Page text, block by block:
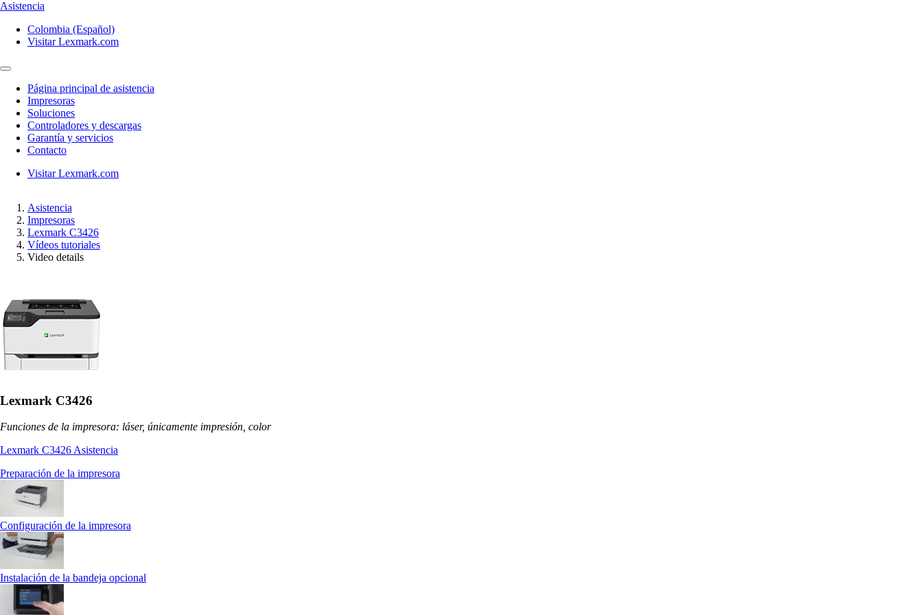
Asistencia
Colombia (Español)
Visitar Lexmark.com
Página principal de asistencia
Impresoras
Soluciones
Controladores y descargas
Garantía y servicios
Contacto
Visitar Lexmark.com
Asistencia
Impresoras
Lexmark C3426
Vídeos tutoriales
Video details
Lexmark C3426
Funciones de la impresora: láser, únicamente impresión, color
Lexmark C3426 Asistencia
Preparación de la impresora
Configuración de la impresora
Instalación de la bandeja opcional